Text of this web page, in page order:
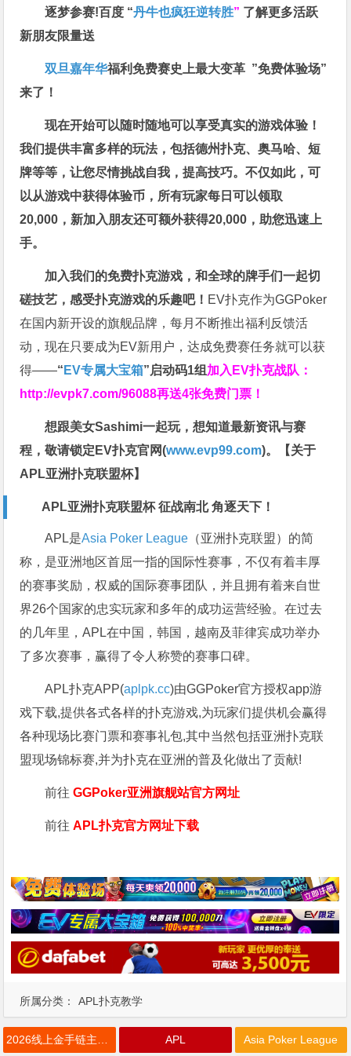
所属分类： APL扑克教学
逐梦参赛!百度 “丹牛也疯狂逆转胜” 了解更多活跃
新朋友限量送
双旦嘉年华福利免费赛史上最大变革 ”免费体验场”
来了！
现在开始可以随时随地可以享受真实的游戏体验！
我们提供丰富多样的玩法，包括德州扑克、奥马哈、短
牌等等，让您尽情挑战自我，提高技巧。不仅如此，可
以从游戏中获得体验币，所有玩家每日可以领取
20,000，新加入朋友还可额外获得20,000，助您迅速上
手。
加入我们的免费扑克游戏，和全球的牌手们一起切
磋技艺，感受扑克游戏的乐趣吧！ EV扑克作为GGPoker
在国内新开设的旗舰品牌，每月不断推出福利反馈活
动，现在只要成为EV新用户，达成免费赛任务就可以获
得——“ EV专属大宝箱”启动码1组 加入EV扑克战队：
http://evpk7.com/96088再送4张免费门票！
想跟美女Sashimi一起玩，想知道最新资讯与赛
程，敬请锁定EV扑克官网(www.evp99.com)。
【关于
APL亚洲扑克联盟杯】
APL亚洲扑克联盟杯 征战南北 角逐天下！
APL是Asia Poker League （亚洲扑克联盟）的简
称，是亚洲地区首屈一指的国际性赛事，不仅有着丰厚
的赛事奖励，权威的国际赛事团队，并且拥有着来自世
界26个国家的忠实玩家和多年的成功运营经验。在过去
的几年里，APL在中国，韩国，越南及菲律宾成功举办
了多次赛事，赢得了令人称赞的赛事口碑。
APL扑克APP(aplpk.cc)由GGPoker官方授权app游
戏下载,提供各式各样的扑克游戏,为玩家们提供机会赢得
各种现场比赛门票和赛事礼包,其中当然包括亚洲扑克联
盟现场锦标赛,并为扑克在亚洲的普及化做出了贡献!
前往GGPoker亚洲旗舰站官方网址
前往APL扑克官方网址下载
2026线上金手链主赛事 APL Asia Poker League